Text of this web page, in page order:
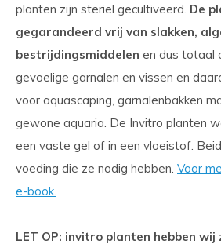
planten zijn steriel gecultiveerd. De
gegarandeerd vrij van slakken,
bestrijdingsmiddelen en dus totaal
gevoelige garnalen en vissen en
voor aquascaping, garnalenbakken
gewone aquaria. De Invitro planten
een vaste gel of in een vloeistof.
voeding die ze nodig hebben. Voor
e-book.
LET OP: invitro planten hebben